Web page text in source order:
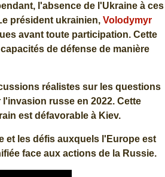
l'absence de l'Ukraine à ces
président ukrainien, Volodymyr
avant toute participation. Cette
de défense de manière
réalistes sur les questions
russe en 2022. Cette
est défavorable à Kiev.
et les défis auxquels l'Europe est
face aux actions de la Russie.